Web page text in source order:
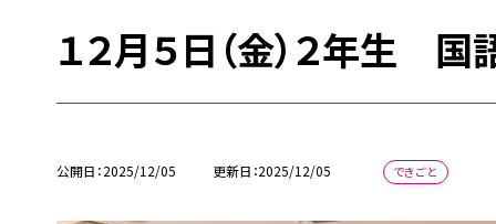
１２月５日（金）２年生 国
公開日 2025/12/05 更新日 2025/12/05 できごと